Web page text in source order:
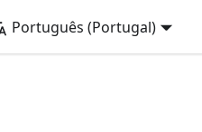
Português (Portugal)